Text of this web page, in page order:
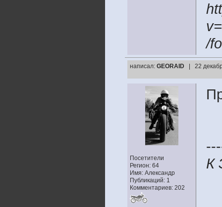
/
написал: GEORAID | 22
Посетители
Регион: 64
Имя: Александр
Публикаций: 1
Комментариев: 202
К